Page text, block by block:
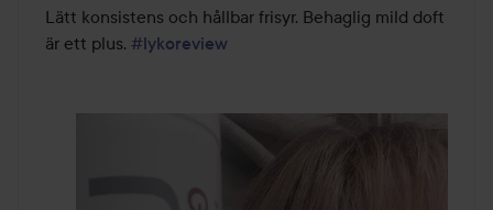
av
5
Lätt konsistens och hållbar frisyr. Behaglig mild doft
är ett plus. #lykoreview